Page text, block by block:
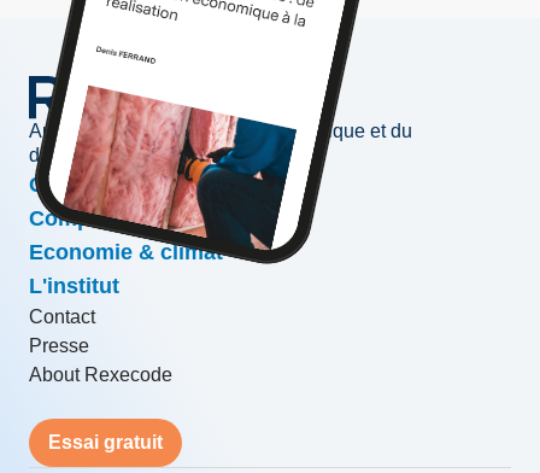
Au service de l'information économique et du
développement des entreprises
Conjoncture & prévisions
Compétitivité & croissance
Economie & climat
L'institut
Contact
Presse
About Rexecode
Essai gratuit